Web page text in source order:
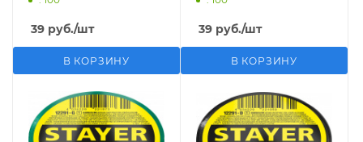
39 руб./шт
В КОРЗИНУ
39 руб./шт
В КОРЗИНУ